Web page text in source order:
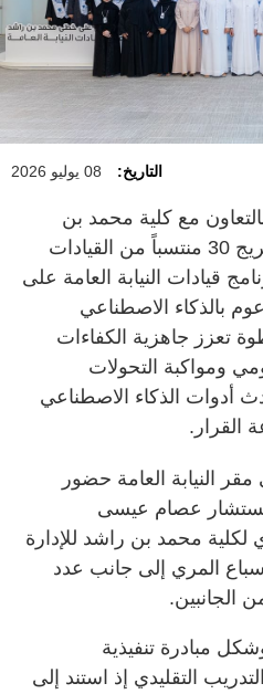
التاريخ: 08 يوليو 2026
مع كلية محمد بن
راشد للإدارة الحكومية بتخريج 30 منتسباً من القيادات
قيادات النيابة العامة على
بالذكاء الاصطناعي
تعزز جاهزية الكفاءات
ومواكبة التحولات
أدوات الذكاء الاصطناعي
القرار.
النيابة العامة حضور
عصام عيسى
لكلية محمد بن راشد للإدارة
المري إلى جانب عدد
الجانبين.
مبادرة تنفيذية
التقليدي إذ استند إلى